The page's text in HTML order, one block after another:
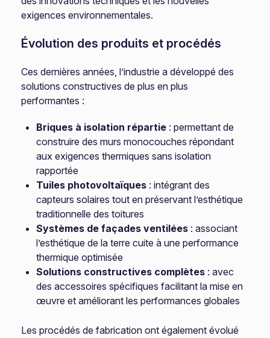
exigences environnementales.
Évolution des produits et procédés
Ces dernières années, l’industrie a développé des
solutions constructives de plus en plus
performantes :
Briques à isolation répartie : permettant de
construire des murs monocouches répondant
aux exigences thermiques sans isolation
rapportée
Tuiles photovoltaïques : intégrant des
capteurs solaires tout en préservant l’esthétique
traditionnelle des toitures
Systèmes de façades ventilées : associant
l’esthétique de la terre cuite à une performance
thermique optimisée
Solutions constructives complètes : avec
des accessoires spécifiques facilitant la mise en
œuvre et améliorant les performances globales
Les procédés de fabrication ont également évolué